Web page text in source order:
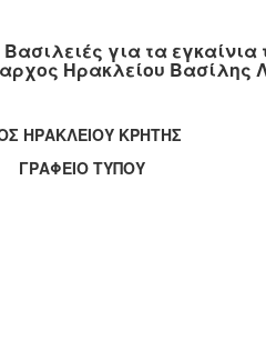
Βασιλειές για τα
Ηρακλείου Βασίλης
ΗΡΑΚΛΕΙΟΥ ΚΡΗΤΗΣ
ΤΥΠΟΥ